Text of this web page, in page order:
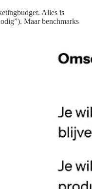
Alles is
Maar benchmarks